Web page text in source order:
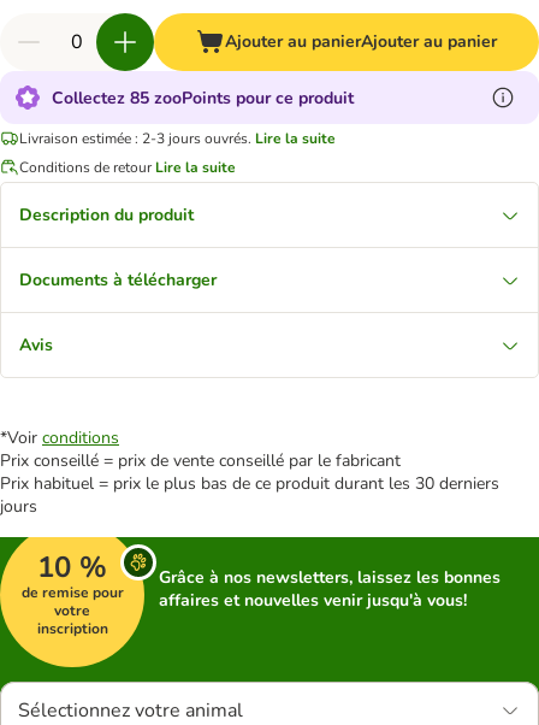
Ajouter au panierAjouter au panier
Collectez 85 zooPoints pour ce produit
Livraison estimée : 2-3 jours ouvrés. Lire la suite
Conditions de retour Lire la suite
Description du produit
Documents à télécharger
Avis
*Voir conditions
Prix conseillé = prix de vente conseillé par le fabricant
Prix habituel = prix le plus bas de ce produit durant les 30 derniers
jours
10 %
de remise pour
votre
inscription
Grâce à nos newsletters, laissez les bonnes
affaires et nouvelles venir jusqu'à vous!
Sélectionnez votre animal